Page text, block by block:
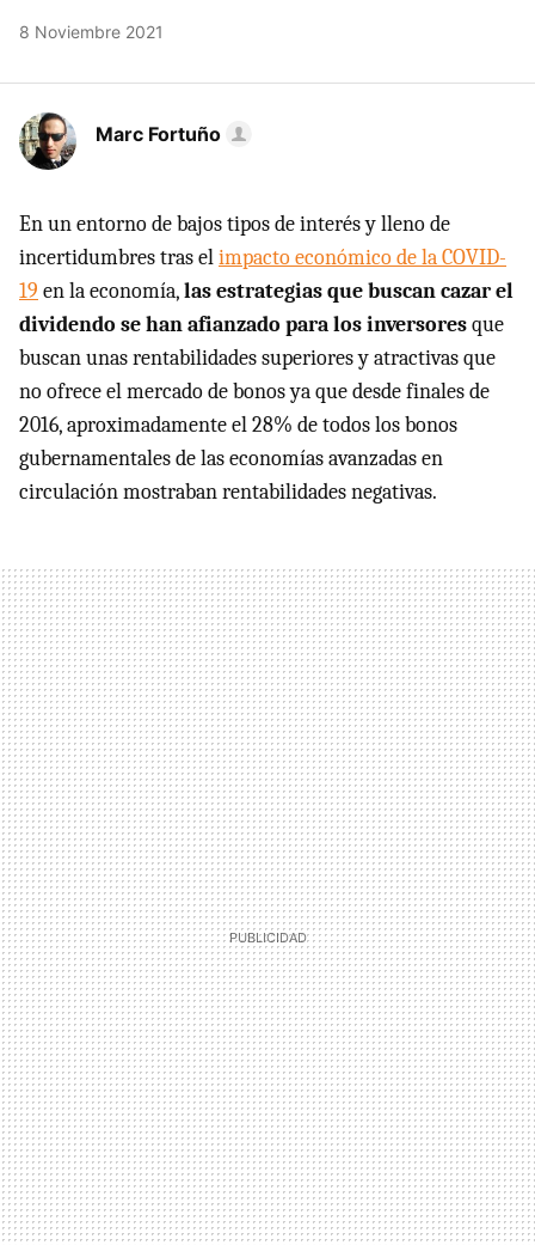
8 Noviembre 2021
Marc Fortuño
En un entorno de bajos tipos de interés y lleno de
incertidumbres tras elimpacto económico de la COVID-
19 en la economía,las estrategias que buscan cazar el
dividendo se han afianzado para los inversoresque
buscan unas rentabilidades superiores y atractivas que
no ofrece el mercado de bonos ya que desde finales de
2016, aproximadamente el 28% de todos los bonos
gubernamentales de las economías avanzadas en
circulación mostraban rentabilidades negativas.